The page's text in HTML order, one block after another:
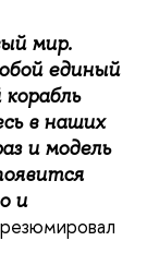
мир.
единый
в наших
и модель
и
резюмировал